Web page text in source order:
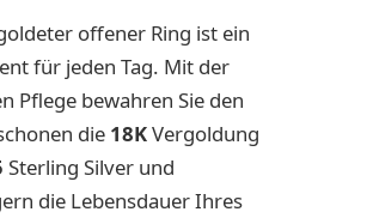
offener Ring ist ein
für jeden Tag. Mit der
Pflege bewahren Sie den
die 18KVergoldung
Sterling Silver und
die Lebensdauer Ihres